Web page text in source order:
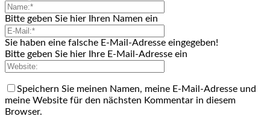
Bitte geben Sie hier Ihren Namen ein
Sie haben eine falsche E-Mail-Adresse eingegeben!
Bitte geben Sie hier Ihre E-Mail-Adresse ein
Speichern Sie meinen Namen, meine E-Mail-Adresse und
meine Website für den nächsten Kommentar in diesem
Browser.